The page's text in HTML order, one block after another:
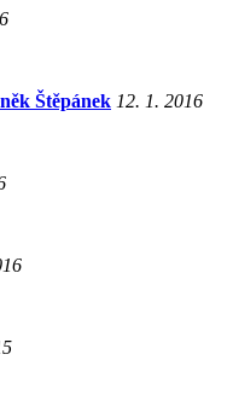
Štěpánek 12. 1. 2016